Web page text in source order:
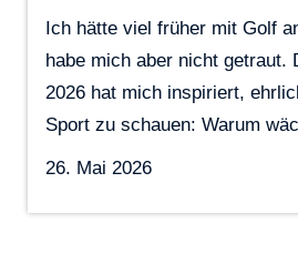
Ich hätte viel früher mit Golf
habe mich aber nicht getraut.
2026 hat mich inspiriert,
Sport zu schauen: Warum
26. Mai 2026